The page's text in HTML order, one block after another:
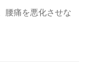
腰痛を悪化させな